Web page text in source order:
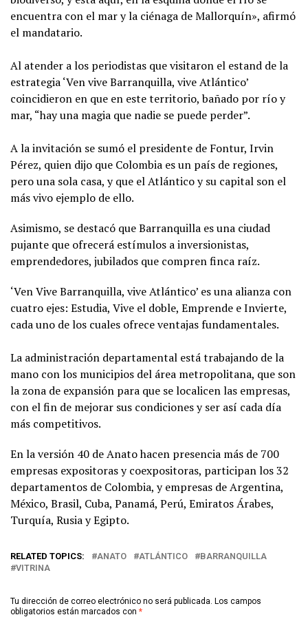
encuentra con el mar y la ciénaga de Mallorquín», afirmó
el mandatario.
Al atender a los periodistas que visitaron el estand de la
estrategia ‘Ven vive Barranquilla, vive Atlántico’
coincidieron en que en este territorio, bañado por río y
mar, “hay una magia que nadie se puede perder”.
A la invitación se sumó el presidente de Fontur, Irvin
Pérez, quien dijo que Colombia es un país de regiones,
pero una sola casa, y que el Atlántico y su capital son el
más vivo ejemplo de ello.
Asimismo, se destacó que Barranquilla es una ciudad
pujante que ofrecerá estímulos a inversionistas,
emprendedores, jubilados que compren finca raíz.
‘Ven Vive Barranquilla, vive Atlántico’ es una alianza con
cuatro ejes: Estudia, Vive el doble, Emprende e Invierte,
cada uno de los cuales ofrece ventajas fundamentales.
La administración departamental está trabajando de la
mano con los municipios del área metropolitana, que son
la zona de expansión para que se localicen las empresas,
con el fin de mejorar sus condiciones y ser así cada día
más competitivos.
En la versión 40 de Anato hacen presencia más de 700
empresas expositoras y coexpositoras, participan los 32
departamentos de Colombia, y empresas de Argentina,
México, Brasil, Cuba, Panamá, Perú, Emiratos Árabes,
Turquía, Rusia y Egipto.
RELATED TOPICS: ANATO ATLÁNTICO
BARRANQUILLA
VITRINA
Tu dirección de correo electrónico no será publicada. Los campos
obligatorios están marcados con *